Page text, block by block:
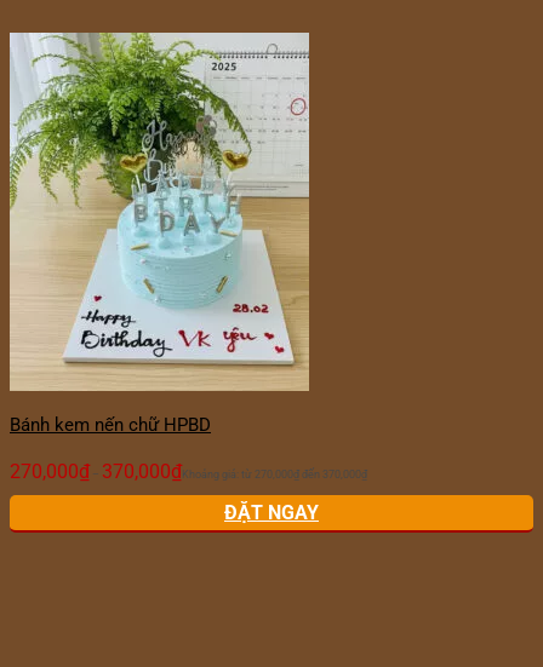
Bánh kem nến chữ HPBD
270,000₫ – 370,000₫ Khoảng giá: từ 270,000₫ đến 370,000₫
ĐẶT NGAY